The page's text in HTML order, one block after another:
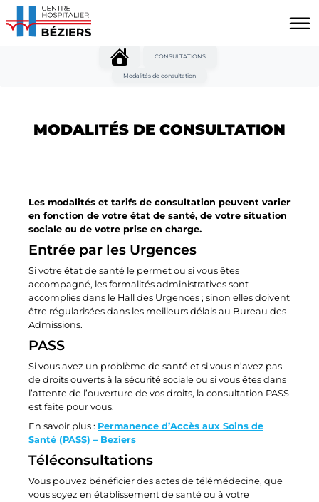
Aller au contenu principal
CONSULTATIONS
Modalités de consultation
MODALITÉS DE CONSULTATION
Les modalités et tarifs de consultation peuvent varier
en fonction de votre état de santé, de votre situation
sociale ou de votre prise en charge.
Entrée par les Urgences
Si votre état de santé le permet ou si vous êtes
accompagné, les formalités administratives sont
accomplies dans le Hall des Urgences ; sinon elles doivent
être régularisées dans les meilleurs délais au Bureau des
Admissions.
PASS
Si vous avez un problème de santé et si vous n’avez pas
de droits ouverts à la sécurité sociale ou si vous êtes dans
l’attente de l’ouverture de vos droits, la consultation PASS
est faite pour vous.
En savoir plus : Permanence d’Accès aux Soins de
Santé (PASS) – Beziers
Téléconsultations
Vous pouvez bénéficier des actes de télémédecine, que
vous soyez en établissement de santé ou à votre
Panneau de gestion des cookies